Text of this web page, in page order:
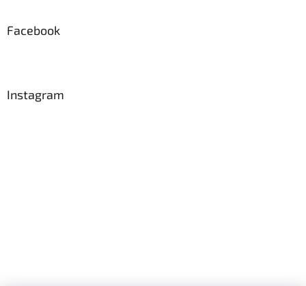
Facebook
Instagram